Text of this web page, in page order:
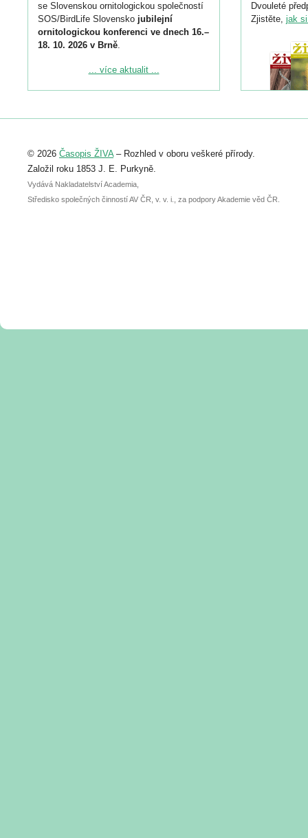
se Slovenskou ornitologickou společností
SOS/BirdLife Slovensko jubilejní
ornitologickou konferenci ve dnech 16.–
18. 10. 2026 v Brně.
Podrobnější informace ke konferenci
Registrovat se můžete do 6. září.
abstraktu přihlášené přednášky nebo
posteru je už 30. června.
... více aktualit ...
Dvouleté
Zjistěte, jak
© 2026 Časopis ŽIVA– Rozhled v oboru veškeré přírody.
Založil roku 1853 J. E. Purkyně.
Vydává Nakladatelství Academia,
Středisko společných činností AV ČR, v. v. i., za podpory Akademie věd ČR.